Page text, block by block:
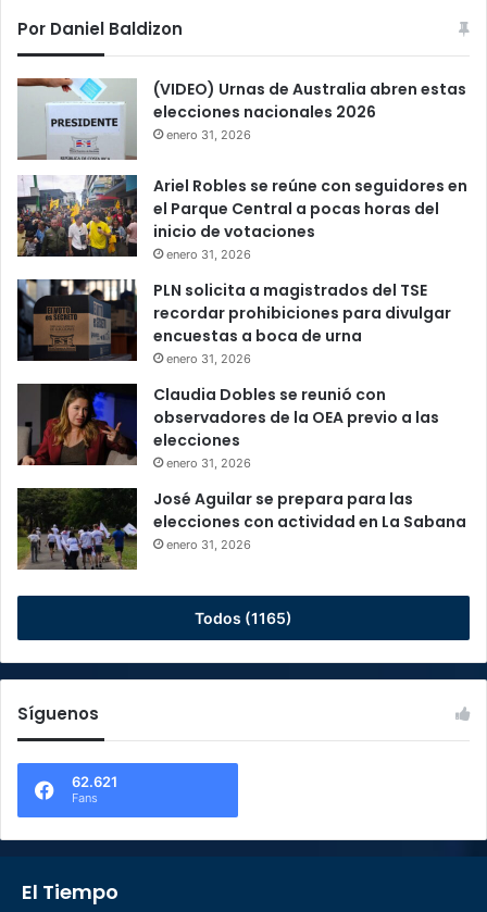
Por Daniel Baldizon
(VIDEO) Urnas de Australia abren estas
elecciones nacionales 2026
enero 31, 2026
Ariel Robles se reúne con seguidores en
el Parque Central a pocas horas del
inicio de votaciones
enero 31, 2026
PLN solicita a magistrados del TSE
recordar prohibiciones para divulgar
encuestas a boca de urna
enero 31, 2026
Claudia Dobles se reunió con
observadores de la OEA previo a las
elecciones
enero 31, 2026
José Aguilar se prepara para las
elecciones con actividad en La Sabana
enero 31, 2026
Todos (1165)
Síguenos
62.621
Fans
El Tiempo